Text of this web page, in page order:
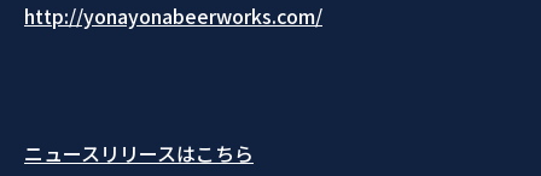
http://yonayonabeerworks.com/
ニュースリリースはこちら